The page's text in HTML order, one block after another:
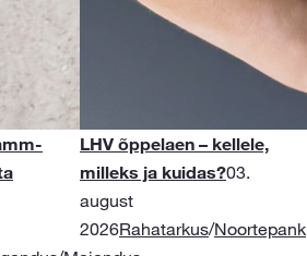
LHV õppelaen – kellele,
milleks ja kuidas?03.
august
2026Rahatarkus/Noortepank